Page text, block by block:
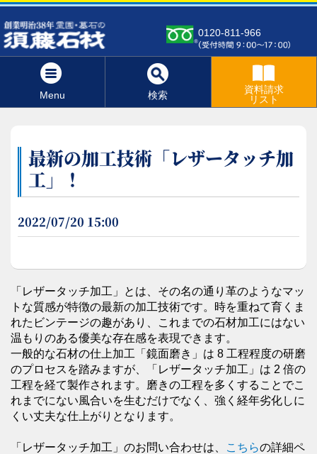
0120-811-966
Menu 検索
資料請求
リスト
最新の加工技術「レザータッチ加
工」！
2022/07/20 15:00
「レザータッチ加工」とは、その名の通り革のようなマッ
トな質感が特徴の最新の加工技術です。時を重ねて育くま
れたビンテージの趣があり、これまでの石材加工にはない
温もりのある優美な存在感を表現できます。
一般的な石材の仕上加工「鏡面磨き」は 8 工程程度の研磨
のプロセスを踏みますが、「レザータッチ加工」は 2 倍の
工程を経て製作されます。磨きの工程を多くすることでこ
れまでにない風合いを生むだけでなく、強く経年劣化しに
くい丈夫な仕上がりとなります。
「レザータッチ加工」のお問い合わせは、 こちらの詳細ペ